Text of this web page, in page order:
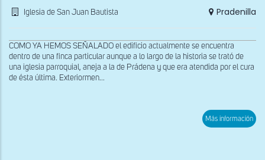
Iglesia de San Juan Bautista Pradenilla
COMO YA HEMOS SEÑALADO el edificio actualmente se encuentra
dentro de una finca particular aunque a lo largo de la historia se trató de
una iglesia parroquial, aneja a la de Prádena y que era atendida por el cura
de ésta última. Exteriormen...
Más información
Pila